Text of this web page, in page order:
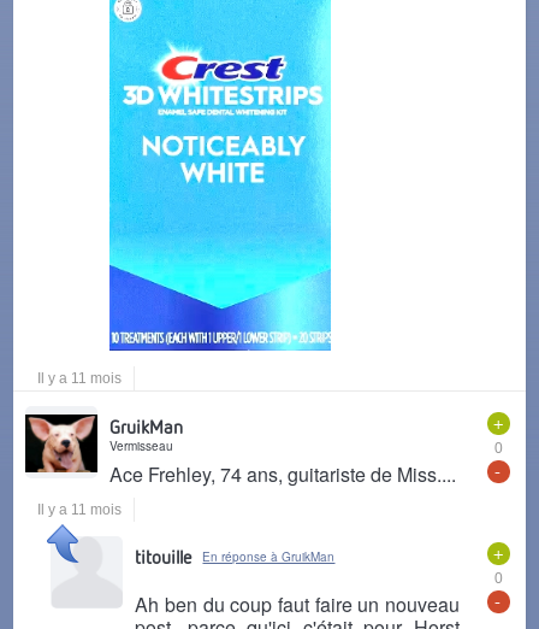
Il y a 11 mois
+
0
-
GruikMan
Vermisseau
Ace Frehley, 74 ans, guitariste de Miss....
Il y a 11 mois
+
0
-
titouille En réponse à GruikMan
Ah ben du coup faut faire un nouveau